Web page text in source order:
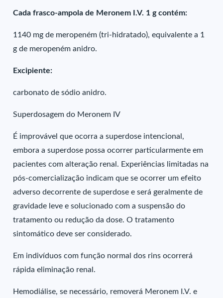
Cada frasco-ampola de Meronem I.V. 1 g contém:
1140 mg de meropeném (tri-hidratado), equivalente a 1
g de meropeném anidro.
Excipiente:
carbonato de sódio anidro.
Superdosagem do Meronem IV
É improvável que ocorra a superdose intencional,
embora a superdose possa ocorrer particularmente em
pacientes com alteração renal. Experiências limitadas na
pós-comercialização indicam que se ocorrer um efeito
adverso decorrente de superdose e será geralmente de
gravidade leve e solucionado com a suspensão do
tratamento ou redução da dose. O tratamento
sintomático deve ser considerado.
Em indivíduos com função normal dos rins ocorrerá
rápida eliminação renal.
Hemodiálise, se necessário, removerá Meronem I.V. e